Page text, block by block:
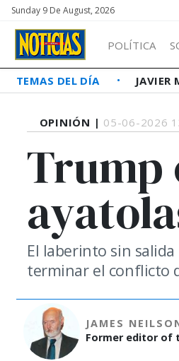
Sunday 9 De August, 2026
POLÍTICA
TEMAS DEL DÍA JAVIER
OPINIÓN | 05-06-2026
Trump
El laberinto sin
terminar el conflicto
JAMES
Former editor of